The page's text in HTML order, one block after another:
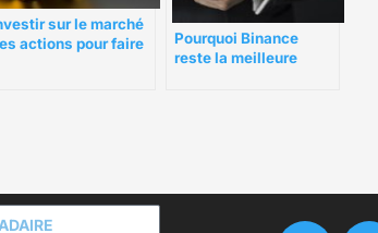
sur le marché
actions pour faire
Pourquoi Binance
reste la meilleure